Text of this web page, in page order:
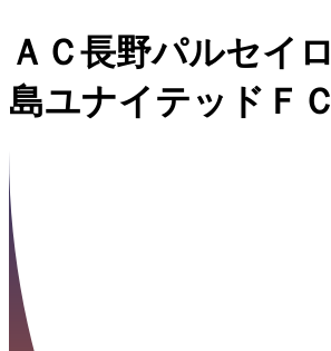
ＡＣ長野パルセイロ
島ユナイテッドＦＣ